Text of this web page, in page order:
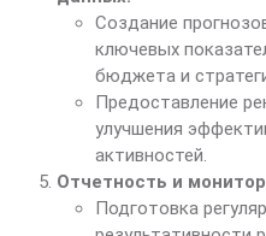
Создание
ключевых
бюджета и
Предоставление
улучшения
активностей.
Отчетность и
Подготовка